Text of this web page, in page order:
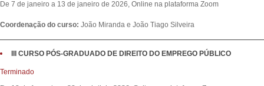
De 7 de janeiro a 13 de janeiro de 2026, Online na plataforma Zoom
Coordenação do curso: João Miranda e João Tiago Silveira
III CURSO PÓS-GRADUADO DE DIREITO DO EMPREGO PÚBLICO
Terminado